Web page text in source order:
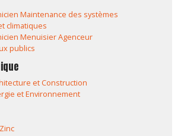
Maintenance des systèmes
climatiques
Menuisier Agenceur
publics
et Construction
et Environnement